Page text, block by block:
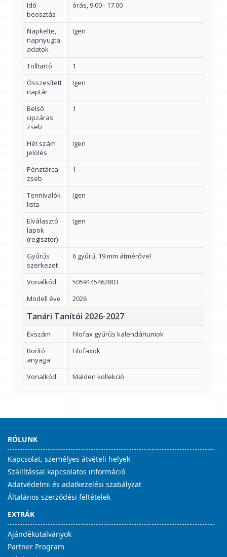
Idő
beosztás
órás, 9.00 - 17.00
Napkelte,
napnyugta
adatok
Igen
Tolltartó
1
Összesített
naptár
Igen
Belső
cipzáras
zseb
1
Hét szám
jelölés
Igen
Pénztárca
zseb
1
Tennivalók
lista
Igen
Elválasztó
lapok
(regiszter)
Igen
Gyűrűs
szerkezet
6 gyűrű, 19 mm átmérővel
Vonalkód
5059145462803
Modell éve
2026
Tanári Tanítói 2026-2027
Évszám
Filofax gyűrűs kalendáriumok
Borító
anyaga
Filofaxok
Vonalkód Malden kollekció
RÓLUNK
Kapcsolat, személyes átvételi helyek
Szállítással kapcsolatos információ
Adatvédelmi és adatkezelési szabályzat
Általános szerződési feltételek
EXTRÁK
Ajándékutalványok
Partner Program